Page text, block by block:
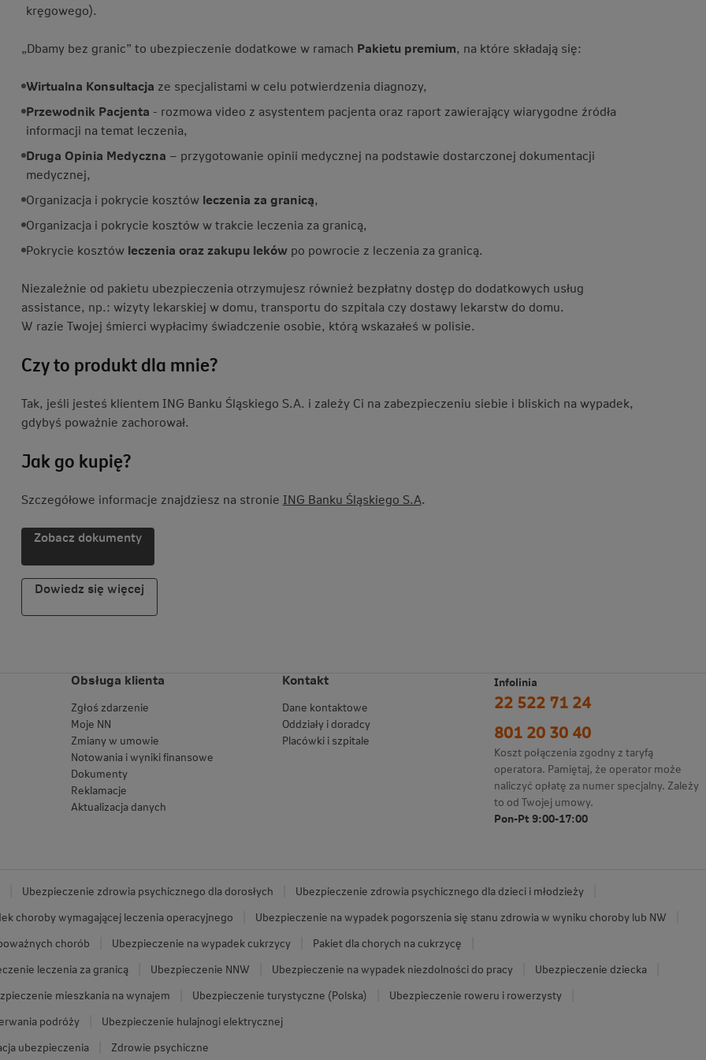
kręgowego).
„Dbamy bez granic” to ubezpieczenie dodatkowe w ramach Pakietu premium, na które składają się:
Wirtualna Konsultacja ze specjalistami w celu potwierdzenia diagnozy,
Przewodnik Pacjenta - rozmowa video z asystentem pacjenta oraz raport zawierający wiarygodne źródła
informacji na temat leczenia,
Druga Opinia Medyczna – przygotowanie opinii medycznej na podstawie dostarczonej dokumentacji
medycznej,
Organizacja i pokrycie kosztów leczenia za granicą,
Organizacja i pokrycie kosztów w trakcie leczenia za granicą,
Pokrycie kosztówleczenia oraz zakupu lekówpo powrocie z leczenia za granicą.
Niezależnie od pakietu ubezpieczenia otrzymujesz również bezpłatny dostęp do dodatkowych usług
assistance, np.: wizyty lekarskiej w domu, transportu do szpitala czy dostawy lekarstw do domu.
W razie Twojej śmierci wypłacimy świadczenie osobie, którą wskazałeś w polisie.
Czy to produkt dla mnie?
Tak, jeśli jesteś klientem ING Banku Śląskiego S.A. i zależy Ci na zabezpieczeniu siebie i bliskich na wypadek,
gdybyś poważnie zachorował.
Jak go kupię?
Szczegółowe informacje znajdziesz na stronie ING Banku Śląskiego S.A.
Zobacz dokumenty
Dowiedz się więcej
Obsługa klienta
Zgłoś zdarzenie
Moje NN
Zmiany w umowie
Notowania i wyniki finansowe
Dokumenty
Reklamacje
Aktualizacja danych
Kontakt
Dane kontaktowe
Oddziały i doradcy
Placówki i szpitale
Infolinia
22 522 71 24
801 20 30 40
Koszt połączenia zgodny z taryfą
operatora. Pamiętaj, że operator może
naliczyć opłatę za numer specjalny. Zależy
to od Twojej umowy.
Pon-Pt 9:00-17:00
Ubezpieczenie zdrowia psychicznego dla dorosłych
Ubezpieczenie zdrowia psychicznego dla dzieci i młodzieży
choroby wymagającej leczenia operacyjnego
Ubezpieczenie na wypadek pogorszenia się stanu zdrowia w wyniku choroby lub NW
chorób
Ubezpieczenie na wypadek cukrzycy
Pakiet dla chorych na cukrzycę
leczenia za granicą
Ubezpieczenie NNW Ubezpieczenie na wypadek niezdolności do pracy
Ubezpieczenie dziecka
mieszkania na wynajem
Ubezpieczenie turystyczne (Polska)
Ubezpieczenie roweru i rowerzysty
podróży
Ubezpieczenie hulajnogi elektrycznej
ubezpieczenia
Zdrowie psychiczne